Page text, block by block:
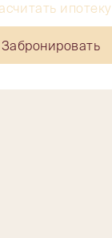
Расчитать ипотеку
Забронировать